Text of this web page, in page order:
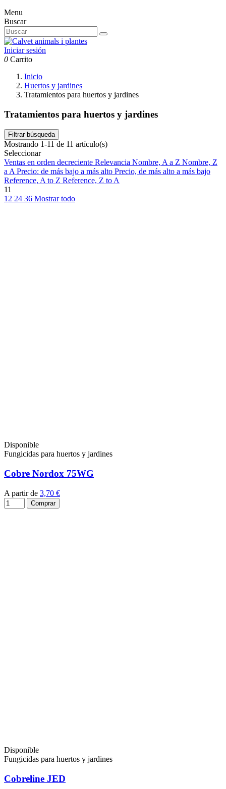
Menu
Buscar
Iniciar sesión
0 Carrito
Inicio
Huertos y jardines
Tratamientos para huertos y jardines
Tratamientos para huertos y jardines
Filtrar búsqueda
Mostrando 1-11 de 11 artículo(s)
Seleccionar
Ventas en orden decreciente Relevancia Nombre, A a Z Nombre, Z
a APrecio: de más bajo a más alto Precio, de más alto a más bajo
Reference, A to Z Reference, Z to A
11
12 24 36 Mostrar todo
Disponible
Fungicidas para huertos y jardines
Cobre Nordox 75WG
A partir de 3,70 €
Comprar
Disponible
Fungicidas para huertos y jardines
Cobreline JED